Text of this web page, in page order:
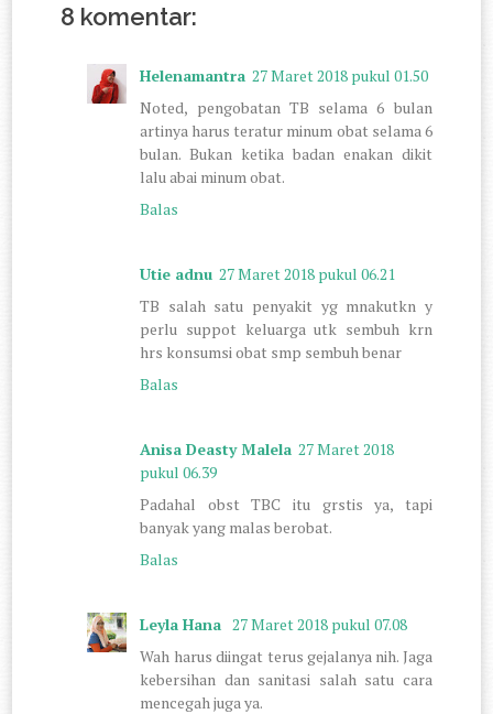
8 komentar:
Helenamantra 27 Maret 2018 pukul 01.50
Noted, pengobatan TB selama 6 bulan
artinya harus teratur minum obat selama 6
bulan. Bukan ketika badan enakan dikit
lalu abai minum obat.
Balas
Utie adnu 27 Maret 2018 pukul 06.21
TB salah satu penyakit yg mnakutkn y
perlu suppot keluarga utk sembuh krn
hrs konsumsi obat smp sembuh benar
Balas
Anisa Deasty Malela 27 Maret 2018
pukul 06.39
Padahal obst TBC itu grstis ya, tapi
banyak yang malas berobat.
Balas
Leyla Hana 27 Maret 2018 pukul 07.08
Wah harus diingat terus gejalanya nih. Jaga
kebersihan dan sanitasi salah satu cara
mencegah juga ya.